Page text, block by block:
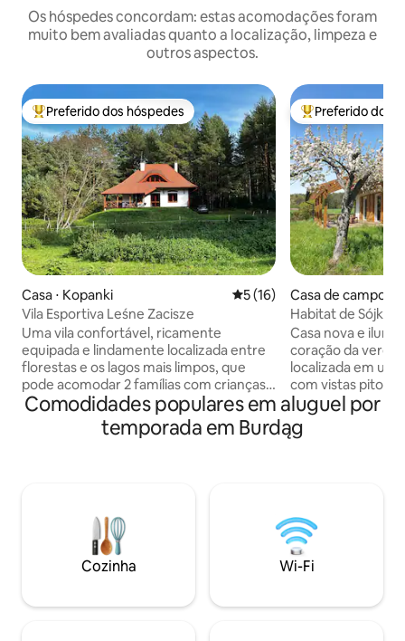
Os hóspedes concordam: estas acomodações foram
muito bem avaliadas quanto a localização, limpeza e
outros aspectos.
Entre os melhores preferidos dos hóspedes
Preferido dos hóspedes
Casa ⋅ Kopanki 5 de uma avaliação média
5 (16)
Vila Esportiva Leśne Zacisze
Uma vila confortável, ricamente
equipada e lindamente localizada entre
florestas e os lagos mais limpos, que
pode acomodar 2 famílias com crianças.
Um rancho de 1,5 hectares com uma
casa elegante, espaçosa e ricamente
equipada com um grande terraço,
esportivas e recreativas: quadras
esportivas ao ar livre, bilhar, pebolim,
dardos, jogos de tabuleiro e sauna. As
crianças vão adorar nadar no lago,
próxima com ovelhas e cabras.
Entre os
Preferido dos
Casa de campo ⋅
Habitat de Sójka
Casa nova e
coração da verde
localizada em um
com vistas
florestas. O habitat está localizado na
aldeia de Ruś, a
colina, nas
tem quatro
acomodar até 11
banheiros (cada
chuveiro) e um
Comodidades populares em aluguel por
temporada em Burdąg
Cozinha Wi-Fi